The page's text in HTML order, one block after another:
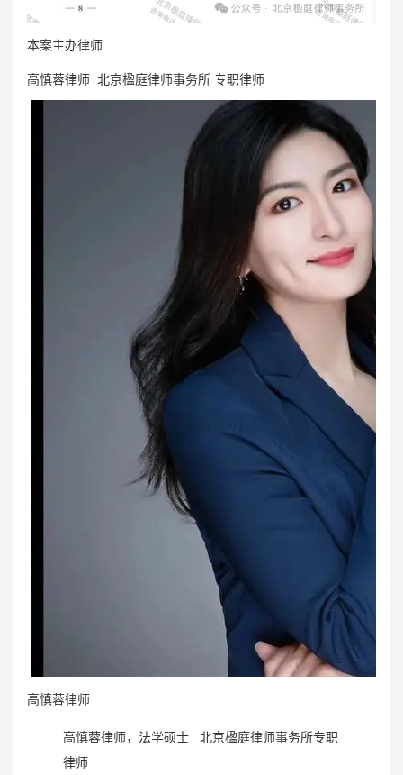
本案主办律师
高慎蓉律师 北京楹庭律师事务所 专职律师
高慎蓉律师
高慎蓉律师，法学硕士 北京楹庭律师事务所专职
律师